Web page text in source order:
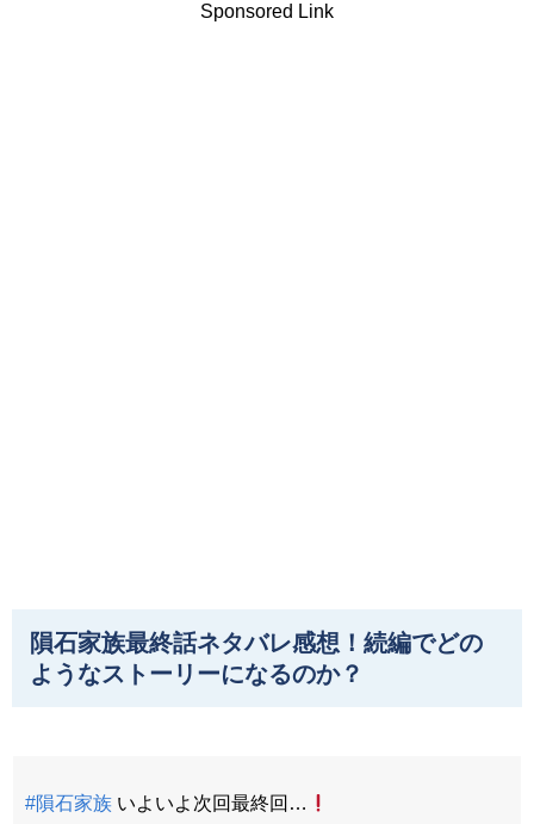
Sponsored Link
隕石家族最終話ネタバレ感想！続編でどの
ようなストーリーになるのか？
#隕石家族 いよいよ次回最終回…